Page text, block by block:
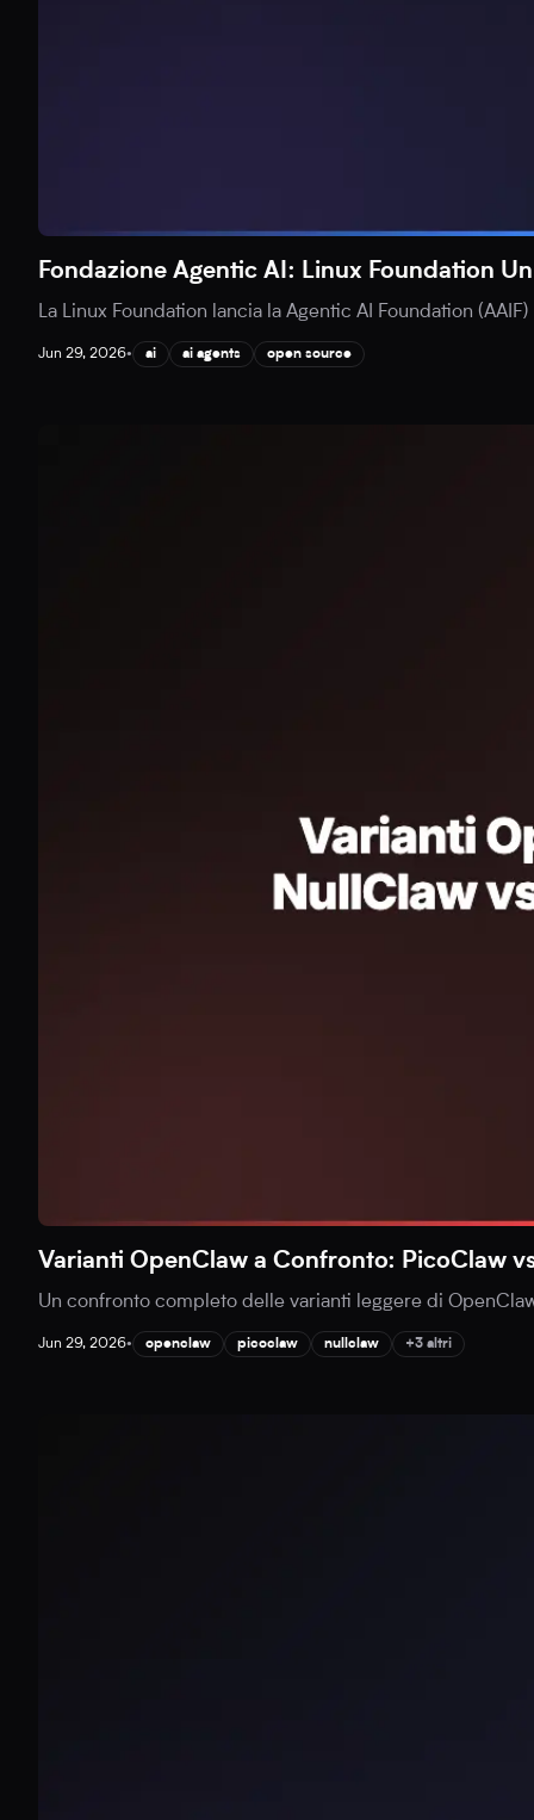
Fondazione Agentic AI: Linux Foundation
La Linux Foundation lancia la Agentic AI Foundation
Jun 29, 2026• ai ai agents open source
Varianti OpenClaw a Confronto: PicoClaw
Un confronto completo delle varianti leggere di
Jun 29, 2026• openclaw picoclaw nullclaw +3 altri